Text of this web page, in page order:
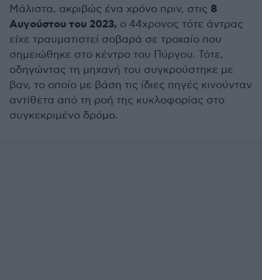
Μάλιστα, ακριβώς ένα χρόνο πριν, στις 8
Αυγούστου του 2023, ο 44χρονος τότε άντρας
είχε τραυματιστεί σοβαρά σε τροχαίο που
σημειώθηκε στο κέντρο του Πύργου. Τότε,
οδηγώντας τη μηχανή του συγκρούστηκε με
βαν, το οποίο με βάση τις ίδιες πηγές κινούνταν
αντίθετα από τη ροή της κυκλοφορίας στο
συγκεκριμένο δρόμο.